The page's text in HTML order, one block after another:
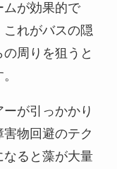
ムが効果的で
れがバスの隠
周りを狙うと
が引っかかり
物回避のテク
なると藻が大量